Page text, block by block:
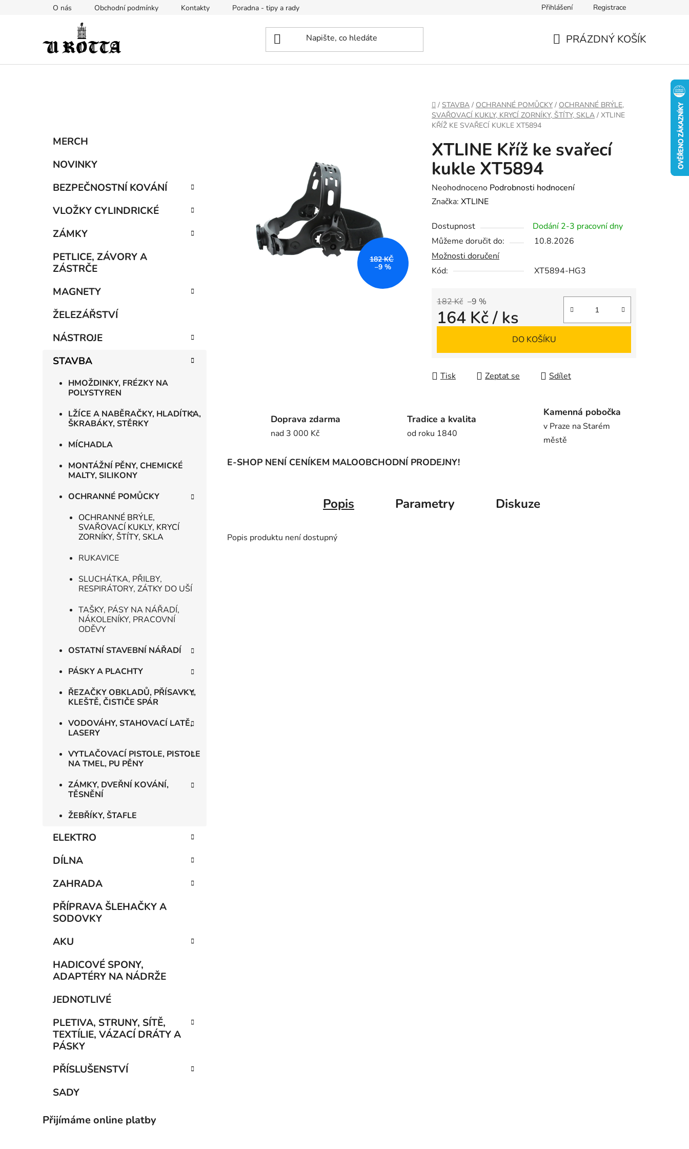
O nás Obchodní podmínky Kontakty Poradna - tipy a rady Přihlášení Registrace
PRÁZDNÝ KOŠÍK
DOMŮ
/ STAVBA / OCHRANNÉ POMŮCKY / OCHRANNÉ BRÝLE,
SVAŘOVACÍ KUKLY, KRYCÍ ZORNÍKY, ŠTÍTY, SKLA / XTLINE
KŘÍŽ KE SVAŘECÍ KUKLE XT5894
Přeskočit
kategorie
MERCH
NOVINKY
BEZPEČNOSTNÍ KOVÁNÍ
VLOŽKY CYLINDRICKÉ
ZÁMKY
PETLICE, ZÁVORY A
ZÁSTRČE
MAGNETY
ŽELEZÁŘSTVÍ
NÁSTROJE
STAVBA
HMOŽDINKY, FRÉZKY NA
POLYSTYREN
LŽÍCE A NABĚRAČKY, HLADÍTKA,
ŠKRABÁKY, STĚRKY
MÍCHADLA
MONTÁŽNÍ PĚNY, CHEMICKÉ
MALTY, SILIKONY
OCHRANNÉ POMŮCKY
OCHRANNÉ BRÝLE,
SVAŘOVACÍ KUKLY, KRYCÍ
ZORNÍKY, ŠTÍTY, SKLA
RUKAVICE
SLUCHÁTKA, PŘILBY,
RESPIRÁTORY, ZÁTKY DO UŠÍ
TAŠKY, PÁSY NA NÁŘADÍ,
NÁKOLENÍKY, PRACOVNÍ
ODĚVY
OSTATNÍ STAVEBNÍ NÁŘADÍ
PÁSKY A PLACHTY
ŘEZAČKY OBKLADŮ, PŘÍSAVKY,
KLEŠTĚ, ČISTIČE SPÁR
VODOVÁHY, STAHOVACÍ LATĚ,
LASERY
VYTLAČOVACÍ PISTOLE, PISTOLE
NA TMEL, PU PĚNY
ZÁMKY, DVEŘNÍ KOVÁNÍ,
TĚSNĚNÍ
ŽEBŘÍKY, ŠTAFLE
ELEKTRO
DÍLNA
ZAHRADA
PŘÍPRAVA ŠLEHAČKY A
SODOVKY
AKU
HADICOVÉ SPONY,
ADAPTÉRY NA NÁDRŽE
JEDNOTLIVÉ
PLETIVA, STRUNY, SÍTĚ,
TEXTÍLIE, VÁZACÍ DRÁTY A
PÁSKY
PŘÍSLUŠENSTVÍ
SADY
Přijímáme online platby
XTLINE Kříž ke svařecí
kukle XT5894
Průměrné
hodnocení
je
0,0
z
5
Neohodnoceno Podrobnosti hodnocení
Značka: XTLINE
Dostupnost
Dodání 2-3 pracovní dny
Můžeme doručit do:
10.8.2026
Možnosti doručení
Kód:
XT5894-HG3
182 Kč –9 %
164 Kč/ ks
DO KOŠÍKU
Tisk Zeptat se Sdílet
182 KČ
–9 %
Doprava zdarma
nad 3 000 Kč
Tradice a kvalita
od roku 1840
Kamenná pobočka
v Praze na Starém
městě
E-SHOP NENÍ CENÍKEM MALOOBCHODNÍ PRODEJNY!
Popis Parametry Diskuze
Popis produktu není dostupný